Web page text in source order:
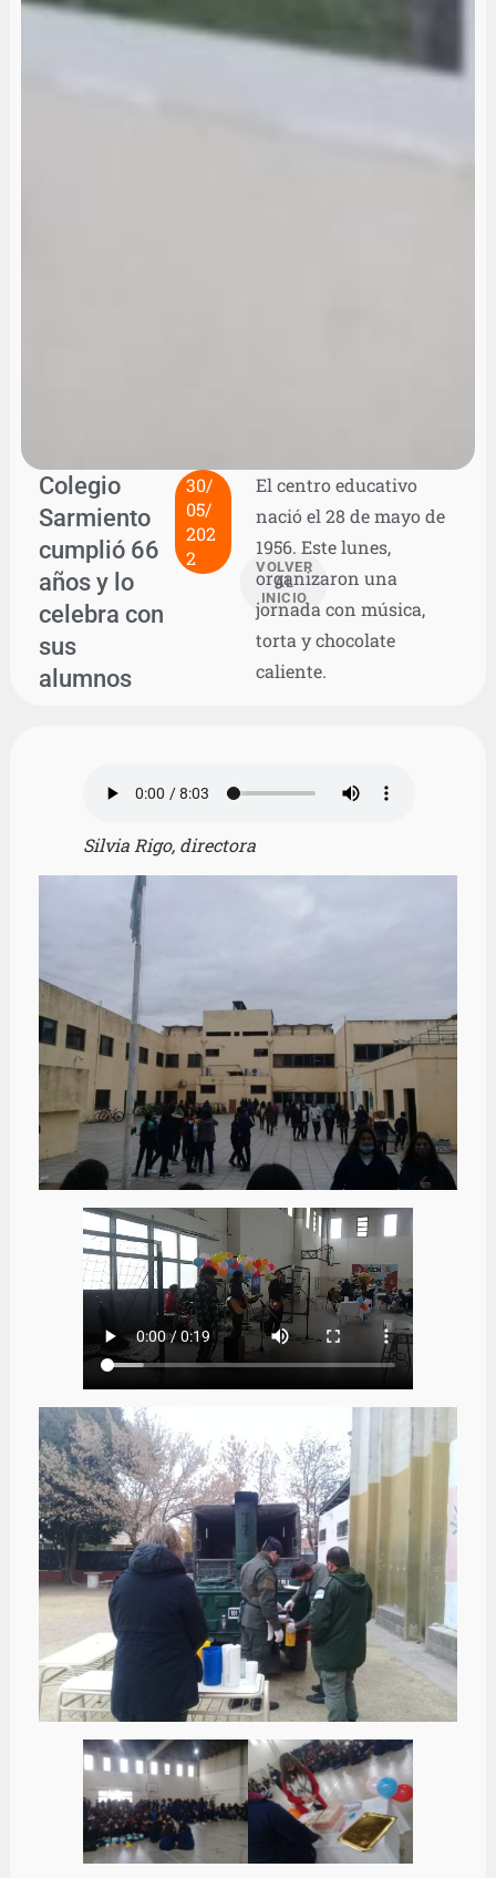
Colegio
Sarmiento
cumplió 66
años y lo
celebra con
sus
alumnos
30/
05/
202
2
VOLVER
AL
INICIO
El centro educativo
nació el 28 de mayo de
1956. Este lunes,
organizaron una
jornada con música,
torta y chocolate
caliente.
Silvia Rigo, directora